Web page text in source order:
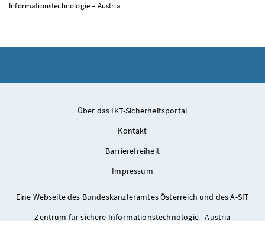
Informationstechnologie – Austria
Über das IKT-Sicherheitsportal
Kontakt
Barrierefreiheit
Impressum
Eine Webseite des Bundeskanzleramtes Österreich und des A-SIT
Zentrum für sichere Informationstechnologie - Austria